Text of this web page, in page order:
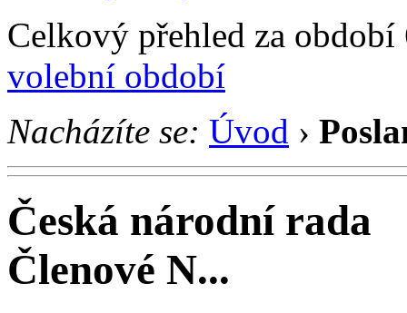
Celkový přehled za
volební období
Nacházíte se: Úvod ›
Česká národní rada
Členové N...